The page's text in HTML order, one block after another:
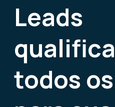
Leads
todos